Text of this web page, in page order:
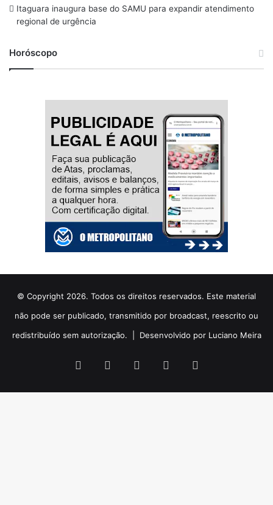
Itaguara inaugura base do SAMU para expandir atendimento
regional de urgência
Horóscopo
© Copyright 2026. Todos os direitos reservados. Este material
não pode ser publicado, transmitido por broadcast, reescrito ou
redistribuído sem autorização. | Desenvolvido por Luciano Meira
Facebook YouTubeInstagram